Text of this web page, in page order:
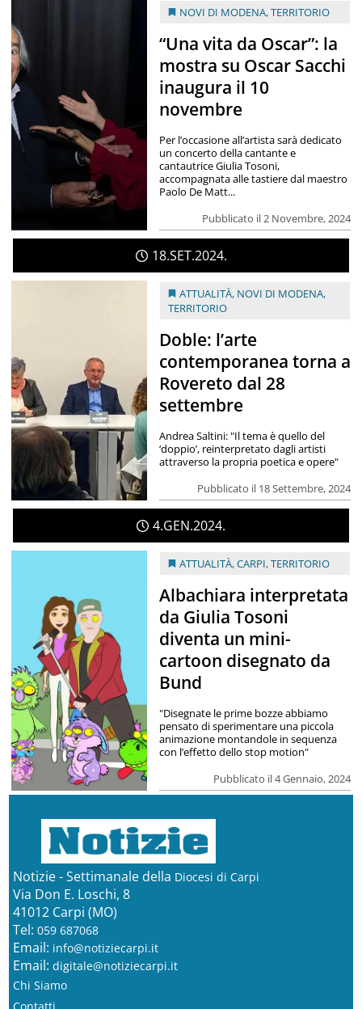
NOVI DI MODENA,TERRITORIO
“Una vita da Oscar”: la
mostra su Oscar Sacchi
inaugura il 10
novembre
Pubblicato il 2 Novembre, 2024
Per l’occasione all’artista sarà dedicato
un concerto della cantante e
cantautrice Giulia Tosoni,
accompagnata alle tastiere dal maestro
Paolo De Matt...
18 SET 2024
ATTUALITÀ, NOVI DI MODENA,
TERRITORIO
Doble: l’arte
contemporanea torna a
Rovereto dal 28
settembre
Pubblicato il 18 Settembre, 2024
Andrea Saltini: "Il tema è quello del
‘doppio’, reinterpretato dagli artisti
attraverso la propria poetica e opere"
4 GEN 2024
ATTUALITÀ,CARPI,TERRITORIO
Albachiara interpretata
da Giulia Tosoni
diventa un mini-
cartoon disegnato da
Bund
Pubblicato il 4 Gennaio, 2024
"Disegnate le prime bozze abbiamo
pensato di sperimentare una piccola
animazione montandole in sequenza
con l’effetto dello stop motion"
Notizie - Settimanale della Diocesi di Carpi
Via Don E. Loschi, 8
41012 Carpi (MO)
Tel: 059 687068
Email: info@notiziecarpi.it
Email: digitale@notiziecarpi.it
Chi Siamo